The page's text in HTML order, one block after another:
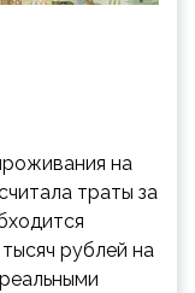
на
траты за
рублей на